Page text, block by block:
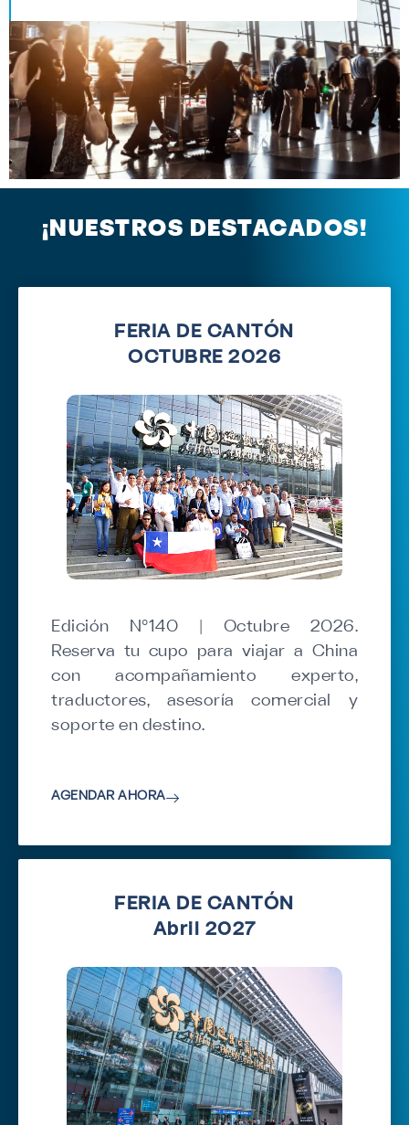
¡NUESTROS DESTACADOS!
FERIA DE CANTÓN
OCTUBRE 2026
Edición N°140 | Octubre 2026.
Reserva tu cupo para viajar a China
con acompañamiento experto,
traductores, asesoría comercial y
soporte en destino.
AGENDAR AHORA
FERIA DE CANTÓN
Abril 2027